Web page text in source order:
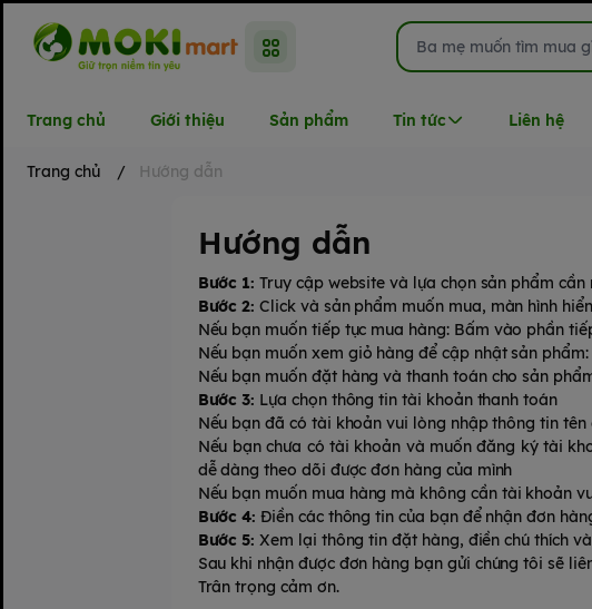
Trang chủ Giới thiệu Sản phẩm Tin tức Liên hệ
Trang chủ / Hướng dẫn
Hướng dẫn
Bước 1: Truy cập website và lựa chọn sản phẩm cần
Bước 2: Click và sản phẩm muốn mua, màn hình
Nếu bạn muốn tiếp tục mua hàng: Bấm vào phần
Nếu bạn muốn xem giỏ hàng để cập nhật sản
Nếu bạn muốn đặt hàng và thanh toán cho sản
Bước 3: Lựa chọn thông tin tài khoản thanh toán
Nếu bạn đã có tài khoản vui lòng nhập thông tin
Nếu bạn chưa có tài khoản và muốn đăng ký tài
dễ dàng theo dõi được đơn hàng của mình
Nếu bạn muốn mua hàng mà không cần tài khoản
Bước 4: Điền các thông tin của bạn để nhận đơn
Bước 5: Xem lại thông tin đặt hàng, điền chú thích
Sau khi nhận được đơn hàng bạn gửi chúng tôi sẽ
Trân trọng cảm ơn.